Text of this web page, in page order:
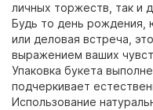
личных торжеств, так и
Будь то день рождения,
или деловая встреча,
выражением ваших
Упаковка букета
подчеркивает
Использование